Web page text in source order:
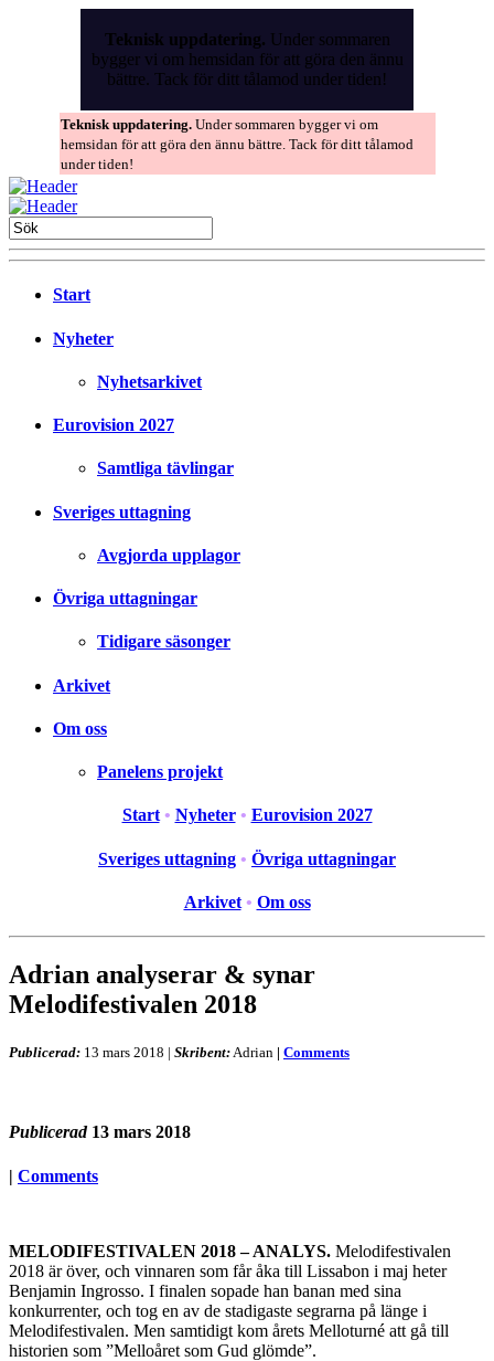
Teknisk uppdatering. Under sommaren
bygger vi om hemsidan för att göra den ännu
bättre. Tack för ditt tålamod under tiden!
Teknisk uppdatering. Under sommaren bygger vi om
hemsidan för att göra den ännu bättre. Tack för ditt tålamod
under tiden!
Start
Nyheter
Nyhetsarkivet
Eurovision 2027
Samtliga tävlingar
Sveriges uttagning
Avgjorda upplagor
Övriga uttagningar
Tidigare säsonger
Arkivet
Om oss
Panelens projekt
Start • Nyheter • Eurovision 2027
Sveriges uttagning • Övriga uttagningar
Arkivet • Om oss
Adrian analyserar & synar
Melodifestivalen 2018
Publicerad: 13 mars 2018 | Skribent:Adrian | Comments
Publicerad 13 mars 2018
| Comments
MELODIFESTIVALEN 2018 – ANALYS. Melodifestivalen
2018 är över, och vinnaren som får åka till Lissabon i maj heter
Benjamin Ingrosso. I finalen sopade han banan med sina
konkurrenter, och tog en av de stadigaste segrarna på länge i
Melodifestivalen. Men samtidigt kom årets Melloturné att gå till
historien som ”Melloåret som Gud glömde”.